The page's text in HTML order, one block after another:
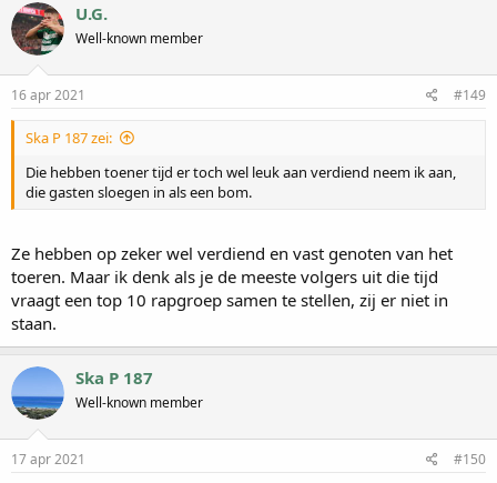
U.G.
Well-known member
16 apr 2021 #149
Ska P 187 zei:
Die hebben toener tijd er toch wel leuk aan verdiend neem ik aan,
die gasten sloegen in als een bom.
Ze hebben op zeker wel verdiend en vast genoten van het
toeren. Maar ik denk als je de meeste volgers uit die tijd
vraagt een top 10 rapgroep samen te stellen, zij er niet in
staan.
Ska P 187
Well-known member
17 apr 2021 #150